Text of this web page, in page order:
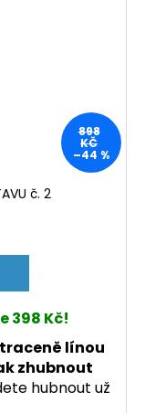
898
KČ
–44 %
č. 2
398 Kč!
línou
zhubnout
hubnout už